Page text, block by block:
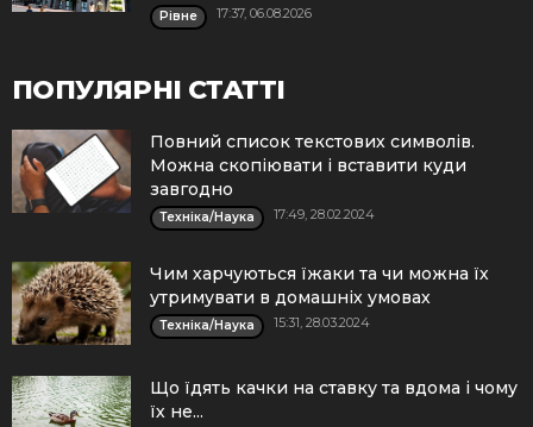
Рівне 17:37, 06.08.2026
ПОПУЛЯРНІ СТАТТІ
Повний список текстових символів.
Можна скопіювати і вставити куди
завгодно
Техніка/Наука 17:49, 28.02.2024
Чим харчуються їжаки та чи можна їх
утримувати в домашніх умовах
Техніка/Наука 15:31, 28.03.2024
Що їдять качки на ставку та вдома і чому
їх не...